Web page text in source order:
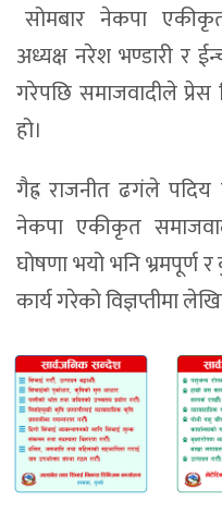
सोमबार नेकपा
अध्यक्ष नरेश भण्डारी र
गरेपछि समाजवादीले प्रेस
हो।
गैह्र राजनीत ढगंले
नेकपा एकीकृत
घोषणा भयो भनि भ्रमपूर्ण र
कार्य गरेको विज्ञप्तीमा